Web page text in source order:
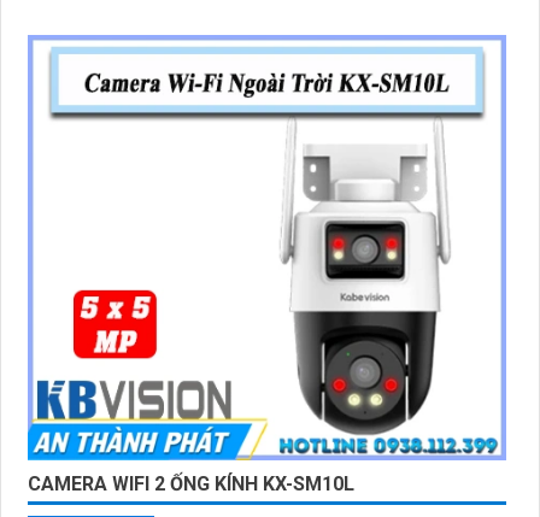
CAMERA WIFI 2 ỐNG KÍNH KX-SM10L